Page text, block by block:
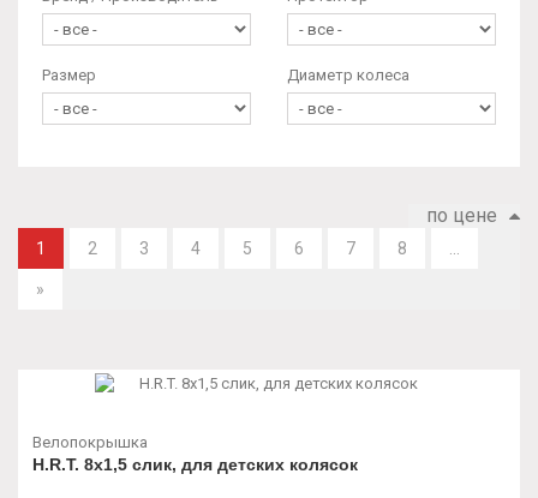
Размер Диаметр колеса
по цене
1 2 3 4 5 6 7 8
»
Велопокрышка
H.R.T. 8х1,5 слик, для детских колясок